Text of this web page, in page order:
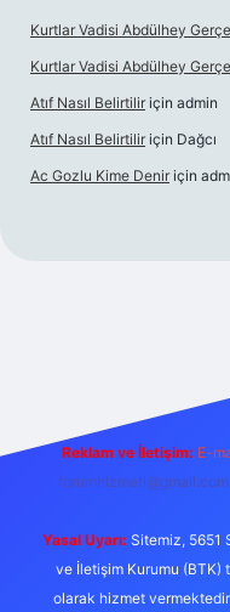
Kurtlar Vadisi Abdülhey
Kurtlar Vadisi Abdülhey
Atıf Nasıl Belirtilir için admin
Atıf Nasıl Belirtilir için Dağcı
Ac Gozlu Kime Denir için
Reklam ve İletişim: E-
forumhizmeti@gmail.com
Yasal Uyarı: Sitemiz, 5651
ve İletişim Kurumu (BTK)
olarak hizmet